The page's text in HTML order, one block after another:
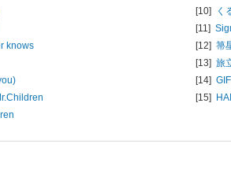
knows
[10]
く
[11]
[12] 箒
[13] 旅
[14]
[15]